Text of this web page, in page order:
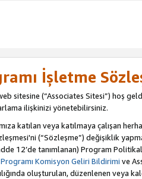
İşletme
sitesine (“Associates Sitesi”) hoş
ilişkinizi yönetebilirsiniz.
katılan veya katılmaya çalışan
(“Sözleşme”) değişiklik
12’de tanımlanan) Program
Komisyon Geliri Bildirimi ve
oluşturulan, düzenlenen veya